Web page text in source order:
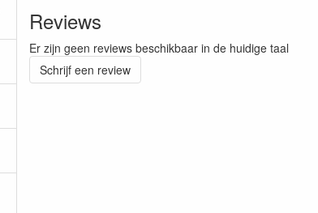
Reviews
Er zijn geen reviews beschikbaar in de huidige taal
Schrijf een review